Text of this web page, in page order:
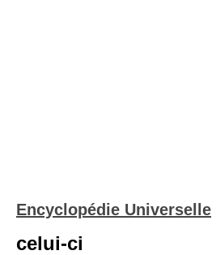
Encyclopédie Universelle
celui-ci